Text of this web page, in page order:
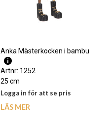
Anka Mästerkocken i bambu
Artnr: 1252
25 cm
Logga in för att se pris
LÄS MER